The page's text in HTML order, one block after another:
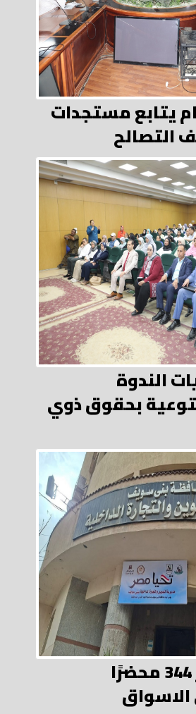
يتابع مستجدات
التصالح
الندوة
بحقوق ذوي
التموين تحرر 344 محضرًا